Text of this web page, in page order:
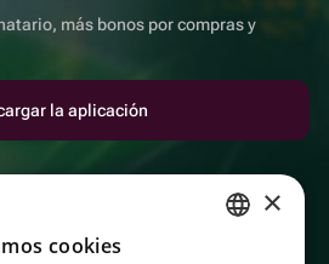
más bonos por compras y
la aplicación
9, sala 2/3 ×
cookies